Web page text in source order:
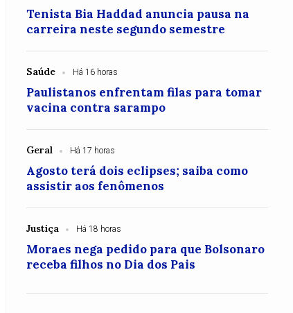
Tenista Bia Haddad anuncia pausa na
carreira neste segundo semestre
Saúde Há 16 horas
Paulistanos enfrentam filas para tomar
vacina contra sarampo
Geral Há 17 horas
Agosto terá dois eclipses; saiba como
assistir aos fenômenos
Justiça Há 18 horas
Moraes nega pedido para que Bolsonaro
receba filhos no Dia dos Pais